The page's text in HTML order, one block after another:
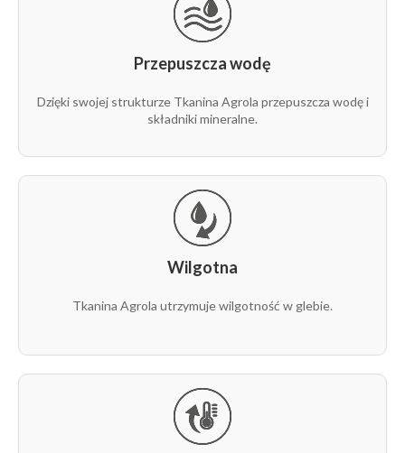
Przepuszcza wodę
Dzięki swojej strukturze Tkanina Agrola przepuszcza wodę i
składniki mineralne.
Wilgotna
Tkanina Agrola utrzymuje wilgotność w glebie.